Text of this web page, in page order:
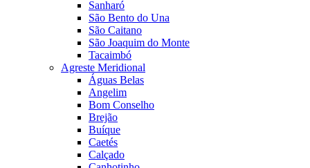
Sanharó
São Bento do Una
São Caitano
São Joaquim do Monte
Tacaimbó
Agreste Meridional
Águas Belas
Angelim
Bom Conselho
Brejão
Buíque
Caetés
Calçado